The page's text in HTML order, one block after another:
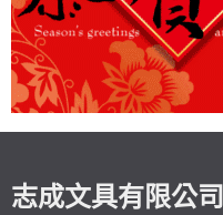
志成文具有限公司